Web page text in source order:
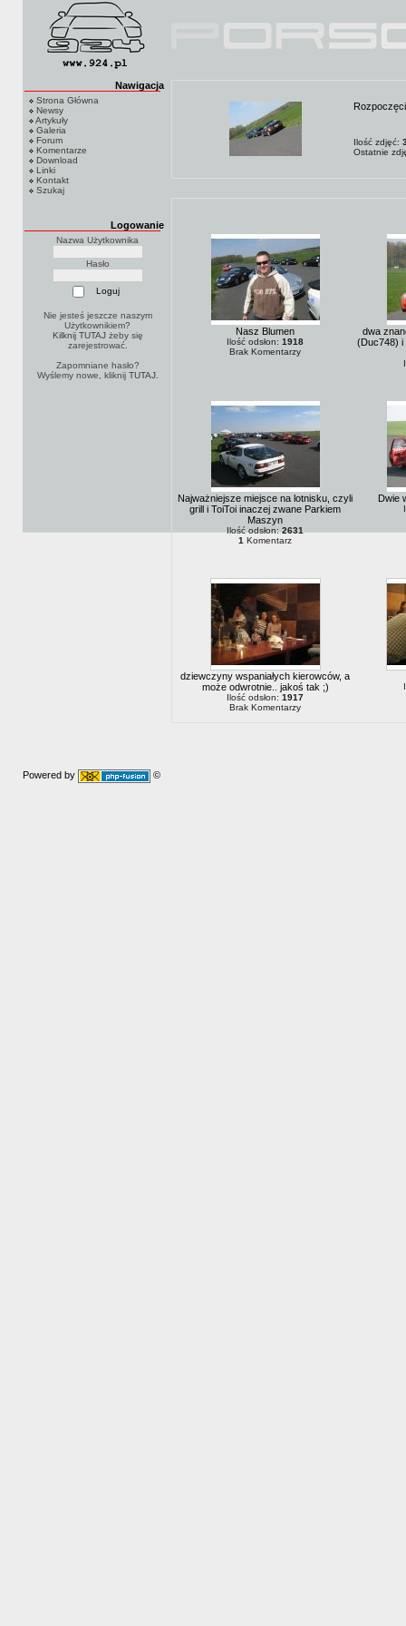
Nawigacja
Strona Główna
Newsy
Artykuły
Galeria
Forum
Komentarze
Download
Linki
Kontakt
Szukaj
Logowanie
Nazwa Użytkownika
Hasło
Nie jesteś jeszcze naszym
Użytkownikiem?
Kilknij TUTAJżeby się
zarejestrować.
Zapomniane hasło?
Wyślemy nowe, kliknij TUTAJ.
Ilość zdjęć:
Ostatnie
Nasz Blumen
Ilość odsłon: 1918
Brak Komentarzy
dwa
(Duc748) i
Najważniejsze miejsce na lotnisku, czyli
grill i ToiToi inaczej zwane Parkiem
Maszyn
Ilość odsłon: 2631
1 Komentarz
Dwie
dziewczyny wspaniałych kierowców, a
może odwrotnie.. jakoś tak ;)
Ilość odsłon: 1917
Brak Komentarzy
Powered by ©